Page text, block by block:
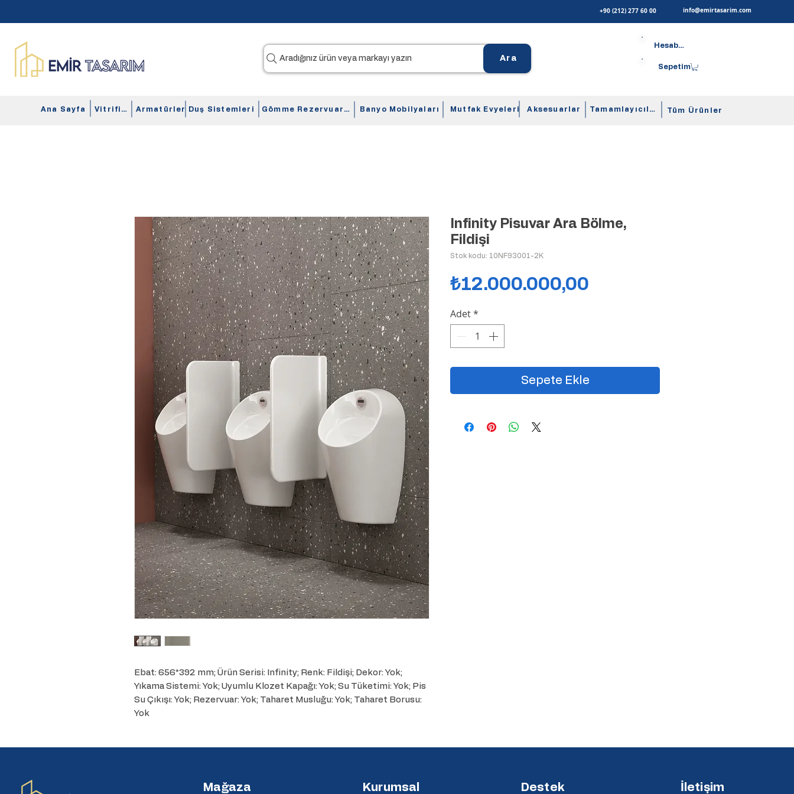
+90 (212) 277 60 00 info@emirtasarim.com
Aradığınız ürün veya markayı yazın Ara
Hesabım
Sepetim
Ana Sayfa Vitrifiye Armatürler Duş Sistemleri Gömme Rezervuarlar Banyo Mobilyaları Mutfak Evyeleri Aksesuarlar Tamamlayıcılar Tüm Ürünler
Ebat: 656*392 mm; Ürün Serisi: Infinity; Renk: Fildişi; Dekor: Yok;
Yıkama Sistemi: Yok; Uyumlu Klozet Kapağı: Yok; Su Tüketimi: Yok; Pis
Su Çıkışı: Yok; Rezervuar: Yok; Taharet Musluğu: Yok; Taharet Borusu:
Yok
Infinity Pisuvar Ara Bölme,
Fildişi
Stok kodu: 10NF93001-2K
₺12.000.000,00
Adet*
Sepete Ekle
Mağaza Kurumsal Destek İletişim